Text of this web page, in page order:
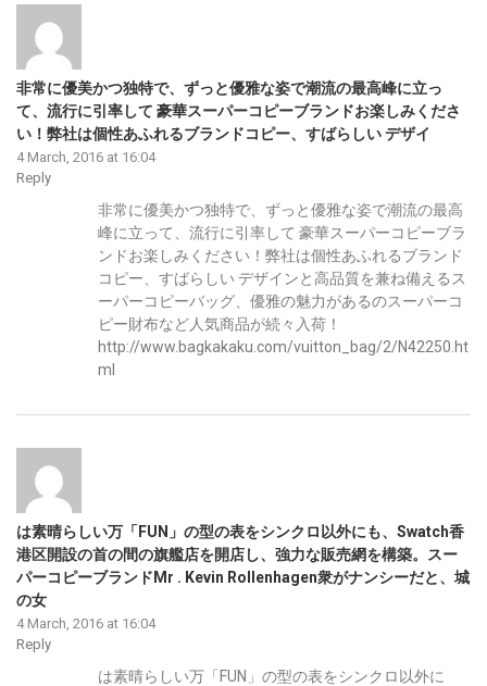
非常に優美かつ独特で、ずっと優雅な姿で潮流の最高峰に立っ
て、流行に引率して 豪華スーパーコピーブランドお楽しみくださ
い！弊社は個性あふれるブランドコピー、すばらしい デザイ
4 March, 2016 at 16:04
Reply
非常に優美かつ独特で、ずっと優雅な姿で潮流の最高
峰に立って、流行に引率して 豪華スーパーコピーブラ
ンドお楽しみください！弊社は個性あふれるブランド
コピー、すばらしい デザインと高品質を兼ね備えるス
ーパーコピーバッグ、優雅の魅力があるのスーパーコ
ピー財布など人気商品が続々入荷！
http://www.bagkakaku.com/vuitton_bag/2/N42250.ht
ml
は素晴らしい万「FUN」の型の表をシンクロ以外にも、Swatch香
港区開設の首の間の旗艦店を開店し、強力な販売網を構築。スー
パーコピーブランドMr . Kevin Rollenhagen衆がナンシーだと、城
の女
4 March, 2016 at 16:04
Reply
は素晴らしい万「FUN」の型の表をシンクロ以外に